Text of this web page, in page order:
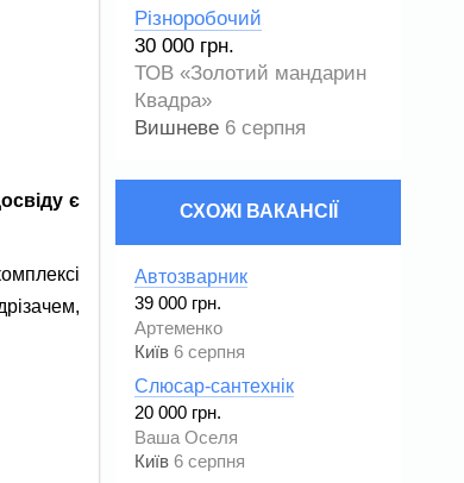
є
Різноробочий
30 000 грн.
ТОВ «Золотий мандарин
Квадра»
Вишневе 6 серпня
СХОЖІ ВАКАНСІЇ
Автозварник
39 000 грн.
Артеменко
Київ 6 серпня
Слюсар-сантехнік
20 000 грн.
Ваша Оселя
Київ 6 серпня